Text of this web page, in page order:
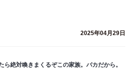
2025年04月29日
ら絶対喚きまくるぞこの家族。バカだから。